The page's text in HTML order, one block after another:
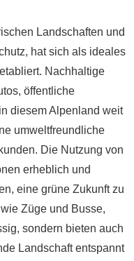
Landschaften und
hat sich als ideales
Nachhaltige
öffentliche
diesem Alpenland weit
umweltfreundliche
Die Nutzung von
erheblich und
eine grüne Zukunft zu
Züge und Busse,
sondern bieten auch
Landschaft entspannt